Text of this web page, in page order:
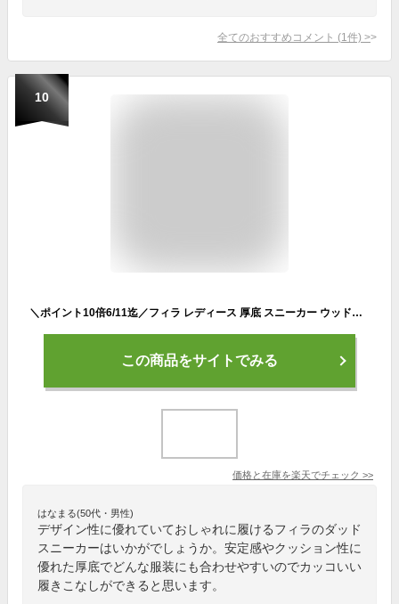
全てのおすすめコメント (1 件) >
10
＼ポイント10倍6/11迄／フィラ レディース 厚底 スニーカー ウッドブロック O-CITY ダッドシューズ ローカット ダッドスニーカー カジュアルシューズ USS25028 064 ホワイト 白 靴 送料無料 最強翌日配送 evid
この商品をサイトでみる
価格と在庫を楽天でチェック >>
はなまる(50代・男性)
デザイン性に優れていておしゃれに履けるフィラのダッド
スニーカーはいかがでしょうか。安定感やクッション性に
優れた厚底でどんな服装にも合わせやすいのでカッコいい
履きこなしができると思います。